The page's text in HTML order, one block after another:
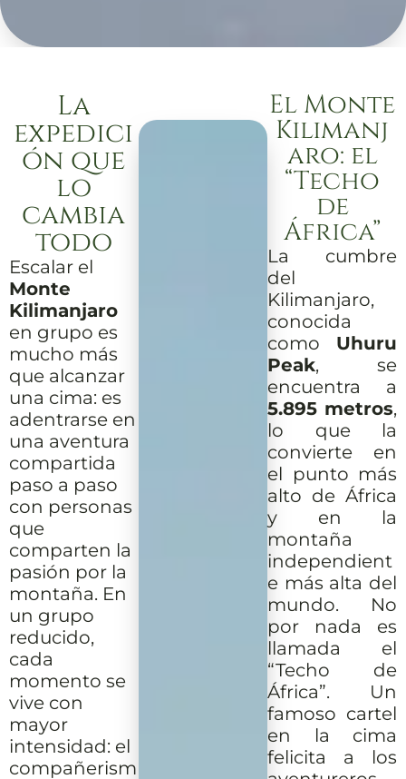
La
expedici
ón que
lo
cambia
todo
Escalar el
Monte
Kilimanjaro
en grupo es
mucho más
que alcanzar
una cima: es
adentrarse en
una aventura
compartida
paso a paso
con personas
que
comparten la
pasión por la
montaña. En
un grupo
reducido,
cada
momento se
vive con
mayor
intensidad: el
compañerism
El Monte
Kilimanj
aro: el
“Techo
de
África”
La cumbre
del
Kilimanjaro,
conocida
como Uhuru
Peak, se
encuentra a
5.895 metros,
lo que la
convierte en
el punto más
alto de África
y en la
montaña
independient
e más alta del
mundo. No
por nada es
llamada el
“Techo de
África”. Un
famoso cartel
en la cima
felicita a los